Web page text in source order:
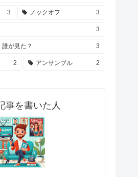
3 ノックオフ 3
3
が見た？ 3
2 アンサンブル 2
事を書いた人